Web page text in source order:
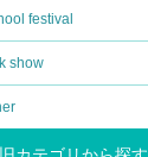
festival
show